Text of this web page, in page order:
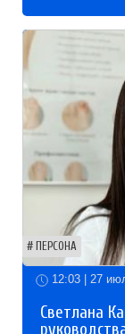
ПЕРСОНА
12:03 | 27
Светлана